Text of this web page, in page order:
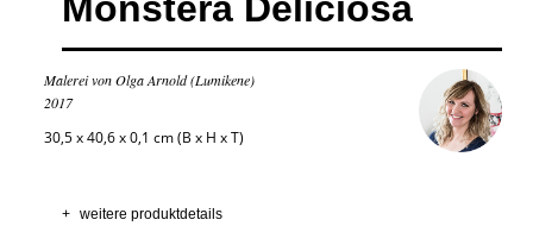
Monstera Deliciosa
Malerei von Olga Arnold (Lumikene)
2017
30,5 x 40,6 x 0,1 cm (B x H x T)
+ weitere produktdetails